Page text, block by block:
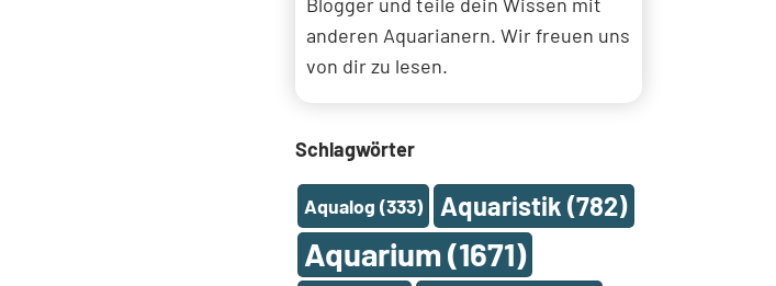
anderen Aquarianern. Wir freuen uns
von dir zu lesen.
Schlagwörter
Aqualog (333) Aquaristik (782)
Aquarium (1671)